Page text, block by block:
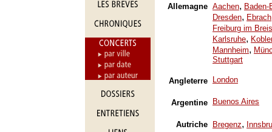
Allemagne Aachen, Baden-
Dresden, Ebrach
Freiburg im
Karlsruhe,
Mannheim,
Stuttgart
Angleterre London
Argentine Buenos Aires
Autriche Bregenz,